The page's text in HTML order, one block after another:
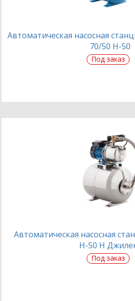
Автоматическая насосная
70/50 Н-50
Под заказ
Автоматическая насосная
Н-50 Н
Под заказ